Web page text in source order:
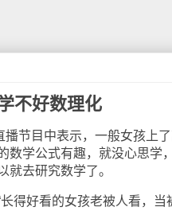
不好数理化
目中表示，一般女孩上了
数学公式有趣，就没心思学
就去研究数学了。
好看的女孩老被人看，当